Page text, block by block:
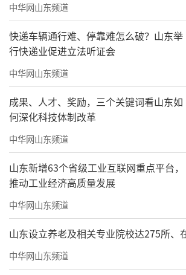
中华网山东频道
快递车辆通行难、停靠难怎么破？山东举
行快递业促进立法听证会
中华网山东频道
成果、人才、奖励，三个关键词看山东如
何深化科技体制改革
中华网山东频道
山东新增63个省级工业互联网重点平台，
推动工业经济高质量发展
中华网山东频道
山东设立养老及相关专业院校达275所、
中华网山东频道